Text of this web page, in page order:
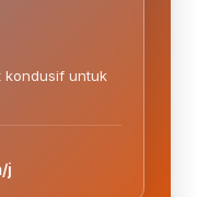
kondusif untuk
j